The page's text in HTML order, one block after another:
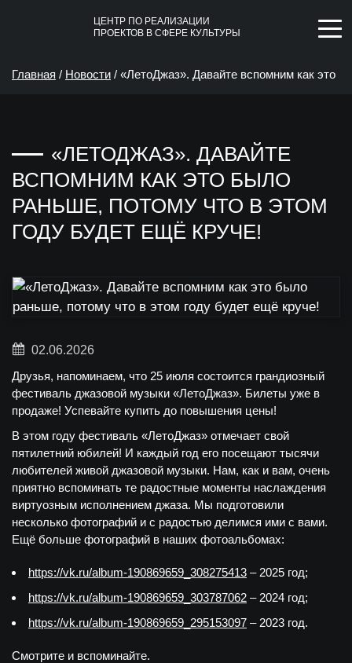
ЦЕНТР ПО РЕАЛИЗАЦИИ
ПРОЕКТОВ В СФЕРЕ КУЛЬТУРЫ
Главная / Новости / «ЛетоДжаз». Давайте вспомним как это
«ЛЕТОДЖАЗ». ДАВАЙТЕ
ВСПОМНИМ КАК ЭТО БЫЛО
РАНЬШЕ, ПОТОМУ ЧТО В ЭТОМ
ГОДУ БУДЕТ ЕЩЁ КРУЧЕ!
02.06.2026
Друзья, напоминаем, что 25 июля состоится грандиозный
фестиваль джазовой музыки «ЛетоДжаз». Билеты уже в
продаже! Успевайте купить до повышения цены!
В этом году фестиваль «ЛетоДжаз» отмечает свой
пятилетний юбилей! И каждый год его посещают тысячи
любителей живой джазовой музыки. Нам, как и вам, очень
приятно вспоминать те радостные моменты наслаждения
виртуозным исполнением джаза. Мы подготовили
несколько фотографий и с радостью делимся ими с вами.
Ещё больше фотографий в наших фотоальбомах:
https://vk.ru/album-190869659_308275413 – 2025 год;
https://vk.ru/album-190869659_303787062 – 2024 год;
https://vk.ru/album-190869659_295153097 – 2023 год.
Смотрите и вспоминайте.